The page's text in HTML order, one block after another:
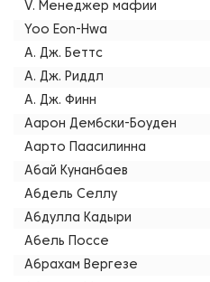
V. Менеджер мафии
Yoo Eon-Hwa
А. Дж. Беттс
А. Дж. Риддл
А. Дж. Финн
Аарон Дембски-Боуден
Аарто Паасилинна
Абай Кунанбаев
Абдель Селлу
Абдулла Кадыри
Абель Поссе
Абрахам Вергезе